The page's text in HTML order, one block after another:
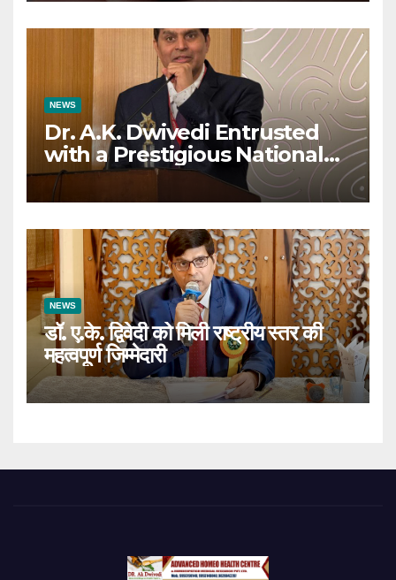
NEWS
Dr. A.K. Dwivedi Entrusted
with a Prestigious National
Responsibility
NEWS
डॉ. ए.के. द्विवेदी को मिली राष्ट्रीय स्तर की
महत्वपूर्ण जिम्मेदारी